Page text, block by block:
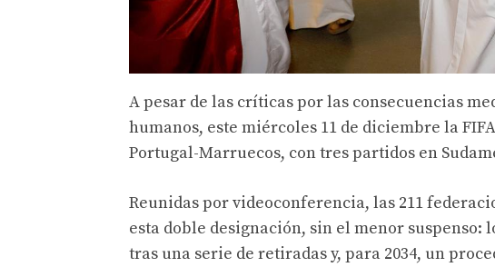
A pesar de las críticas por las consecuencias
humanos, este miércoles 11 de diciembre la
Portugal-Marruecos, con tres partidos en
Reunidas por videoconferencia, las 211
esta doble designación, sin el menor suspenso:
tras una serie de retiradas y, para 2034, un